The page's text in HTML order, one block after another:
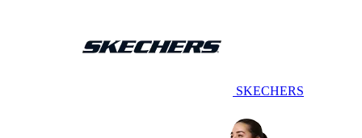
SKECHERS